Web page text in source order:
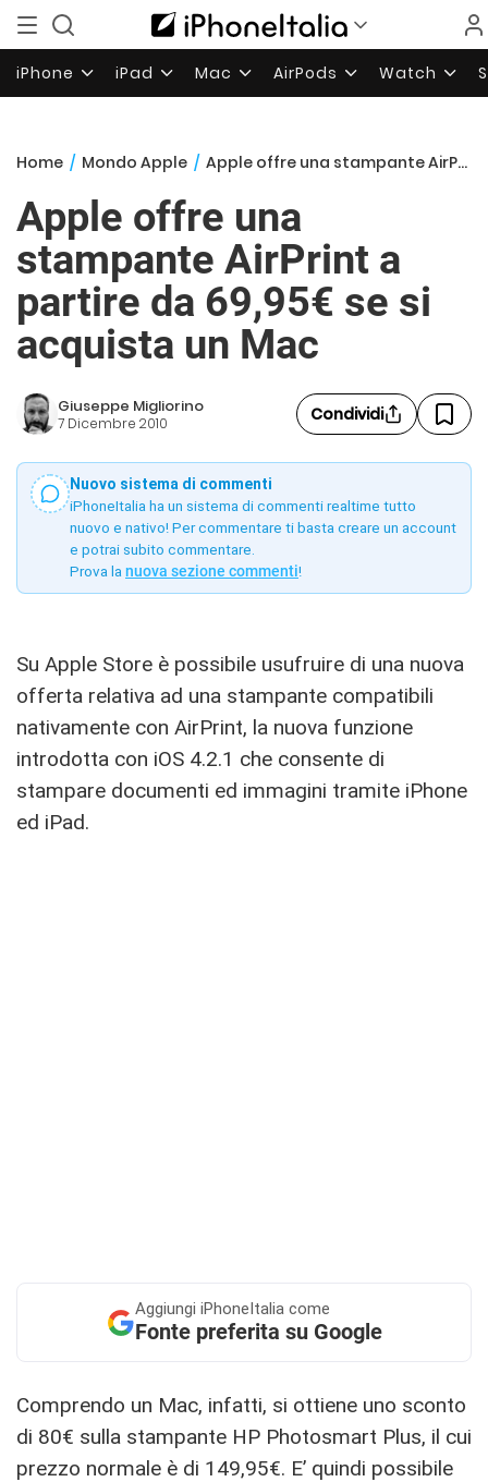
iPhone iPad Mac AirPods Watch
Home / Mondo Apple / Apple offre una stampante AirPrint a partire da 69,95€ se si acquista un Mac
Apple offre una
stampante AirPrint a
partire da 69,95€ se si
acquista un Mac
Giuseppe Migliorino
7 Dicembre 2010 Condividi
Nuovo sistema di commenti
iPhoneItalia ha un sistema di commenti realtime tutto
nuovo e nativo! Per commentare ti basta creare un account
e potrai subito commentare.
Prova la nuova sezione commenti!
Su Apple Store è possibile usufruire di una nuova
offerta relativa ad una stampante compatibili
nativamente con AirPrint, la nuova funzione
introdotta con iOS 4.2.1 che consente di
stampare documenti ed immagini tramite iPhone
ed iPad.
Aggiungi iPhoneItalia come
Fonte preferita su Google
Comprendo un Mac, infatti, si ottiene uno sconto
di 80€ sulla stampante HP Photosmart Plus, il cui
prezzo normale è di 149,95€. E’ quindi possibile